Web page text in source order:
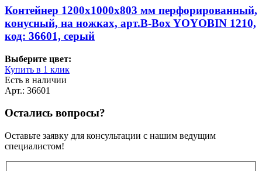
Контейнер 1200х1000х803 мм перфорированный,
конусный, на ножках, арт.B-Box YOYOBIN 1210,
код: 36601, серый
Выберите цвет:
Купить в 1 клик
Есть в наличии
Арт.: 36601
Остались вопросы?
Оставьте заявку для консультации с нашим ведущим
специалистом!